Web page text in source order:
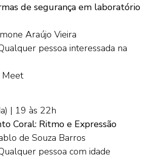
de segurança em laboratório
Araújo Vieira
pessoa interessada na
Meet
| 19 às 22h
Coral: Ritmo e Expressão
de Souza Barros
pessoa com idade